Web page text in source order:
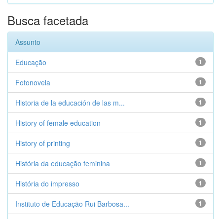
Busca facetada
Assunto
1
Educação
1
Fotonovela
1
Historia de la educación de las m...
1
History of female education
1
History of printing
1
História da educação feminina
1
História do impresso
1
Instituto de Educação Rui Barbosa...